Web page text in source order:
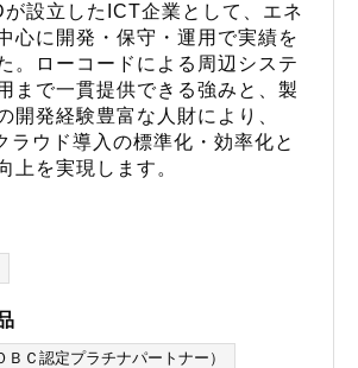
が設立したICT企業として、エネ
心に開発・保守・運用で実績を
。ローコードによる周辺システ
まで一貫提供できる強みと、製
開発経験豊富な人財により、
ラウド導入の標準化・効率化と
上を実現します。
Ｃ認定プラチナパートナー）